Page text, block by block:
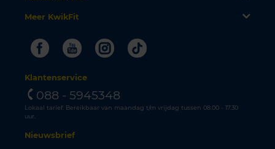
Meer KwikFit
FacebookYoutubeInstagram
Tiktok
Klantenservice
088 - 5945348
Lokaal tarief. Bereikbaar van maandag t/m vrijdag tussen 08.00 - 17.30
uur.
Nieuwsbrief